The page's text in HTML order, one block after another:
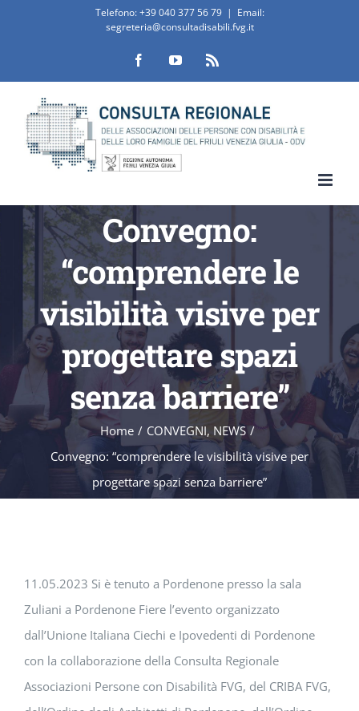
Telefono:+39 040 377 56 79 | Email:
segreteria@consultadisabili.fvg.it
FacebookYouTubeRss
Convegno:
“comprendere le
visibilità visive per
progettare spazi
senza barriere”
Home / CONVEGNI, NEWS /
Convegno: “comprendere le visibilità visive per
progettare spazi senza barriere”
11.05.2023 Si è tenuto a Pordenone presso la sala
Zuliani a Pordenone Fiere l’evento organizzato
dall’Unione Italiana Ciechi e Ipovedenti di Pordenone
con la collaborazione della Consulta Regionale
Associazioni Persone con Disabilità FVG, del CRIBA FVG,